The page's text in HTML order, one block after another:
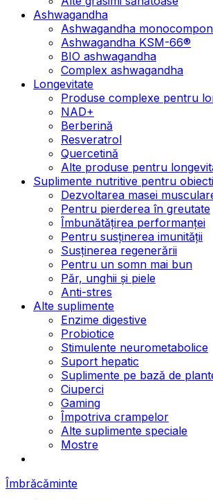
Ashwagandha
Ashwagandha
Ashwagandha KSM-66®
BIO ashwagandha
Complex ashwagandha
Longevitate
Produse complexe pentru
NAD+
Berberină
Resveratrol
Quercetină
Alte produse pentru
Suplimente nutritive pentru
Dezvoltarea masei
Pentru pierderea în greutate
Îmbunătățirea performanței
Pentru susținerea imunității
Susținerea regenerării
Pentru un somn mai bun
Păr, unghii și piele
Anti-stres
Alte suplimente
Enzime digestive
Probiotice
Stimulente neurometabolice
Suport hepatic
Suplimente pe bază de
Ciuperci
Gaming
Împotriva crampelor
Alte suplimente speciale
Mostre
Îmbrăcăminte